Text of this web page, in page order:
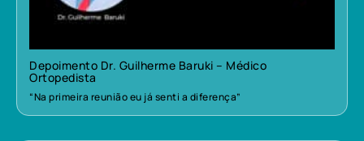
Depoimento Dr. Guilherme Baruki – Médico
Ortopedista
“Na primeira reunião eu já senti a diferença”